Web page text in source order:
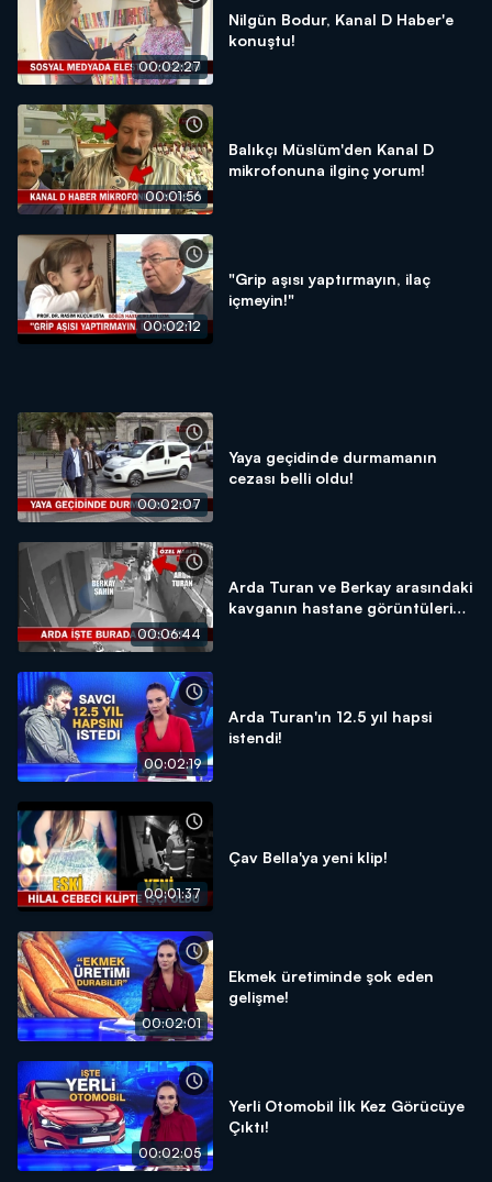
00:02:27
Nilgün Bodur, Kanal D Haber'e
konuştu!
00:01:56
Balıkçı Müslüm'den Kanal D
mikrofonuna ilginç yorum!
00:02:12
"Grip aşısı yaptırmayın, ilaç
içmeyin!"
00:02:07
Yaya geçidinde durmamanın
cezası belli oldu!
00:06:44
Arda Turan ve Berkay arasındaki
kavganın hastane görüntüleri
00:02:19
Arda Turan'ın 12.5 yıl hapsi
istendi!
00:01:37
Çav Bella'ya yeni klip!
00:02:01
Ekmek üretiminde şok eden
gelişme!
00:02:05
Yerli Otomobil İlk Kez Görücüye
Çıktı!